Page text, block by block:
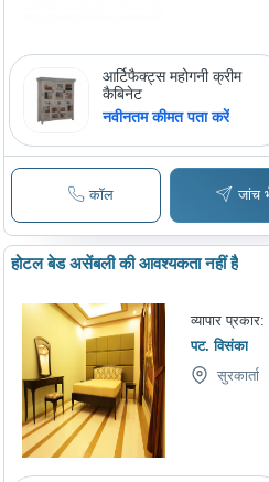
आर्टिफैक्ट्स महोगनी क्रीम
कैबिनेट
नवीनतम कीमत पता करें
कॉल जांच
होटल बेड असेंबली की आवश्यकता नहीं है
व्यापार प्रकार:
पट. विसंका
सुरकार्ता